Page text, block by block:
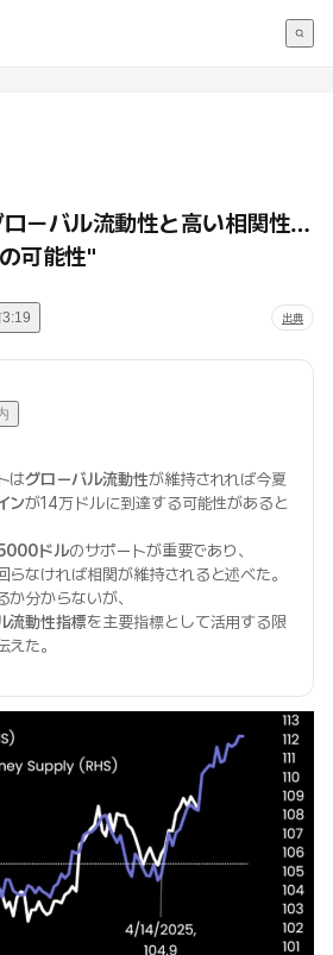
ーバル流動性と高い相関性…
可能性"
出典
はグローバル流動性が維持されれば今夏
ンが14万ドルに到達する可能性があると
ドルのサポートが重要であり、
らなければ相関が維持されると述べた。
か分からないが、
流動性指標を主要指標として活用する限
えた。